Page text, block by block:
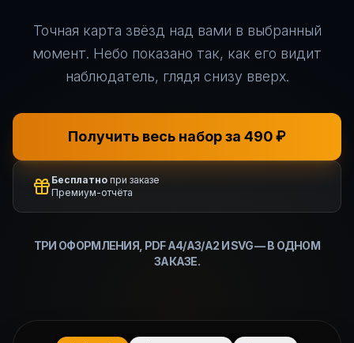
Точная карта звёзд над вами в выбранный
момент. Небо показано так, как его видит
наблюдатель, глядя снизу вверх.
Получить весь набор за 490 ₽
Бесплатно при заказе
Премиум-отчёта
ТРИ ОФОРМЛЕНИЯ, PDF A4/A3/A2 И SVG — В ОДНОМ
ЗАКАЗЕ.